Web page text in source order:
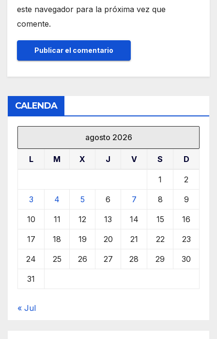
este navegador para la próxima vez que
comente.
CALENDA
agosto 2026
L M X J V S D
1 2
3 4 5 6 7 8 9
10 11 12 13 14 15 16
17 18 19 20 21 22 23
24 25 26 27 28 29 30
31
« Jul